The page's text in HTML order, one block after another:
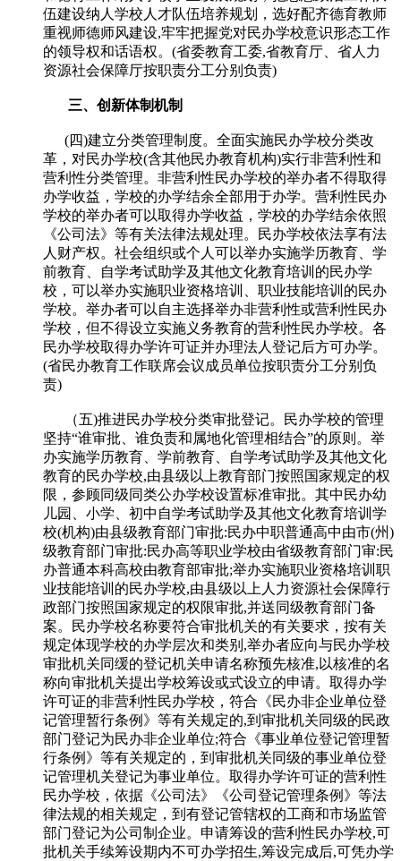
伍建设纳人学校人才队伍培养规划，选好配齐德育教师
重视师德师风建设,牢牢把握党对民办学校意识形态工作
的领导权和话语权。(省委教育工委,省教育厅、省人力
资源社会保障厅按职责分工分别负责)
三、创新体制机制
(四)建立分类管理制度。全面实施民办学校分类改
革，对民办学校(含其他民办教育机构)实行非营利性和
营利性分类管理。非营利性民办学校的举办者不得取得
办学收益，学校的办学结余全部用于办学。营利性民办
学校的举办者可以取得办学收益，学校的办学结余依照
《公司法》等有关法律法规处理。民办学校依法享有法
人财产权。社会组织或个人可以举办实施学历教育、学
前教育、自学考试助学及其他文化教育培训的民办学
校，可以举办实施职业资格培训、职业技能培训的民办
学校。举办者可以自主选择举办非营利性或营利性民办
学校，但不得设立实施义务教育的营利性民办学校。各
民办学校取得办学许可证并办理法人登记后方可办学。
(省民办教育工作联席会议成员单位按职责分工分别负
责)
（五)推进民办学校分类审批登记。民办学校的管理
坚持“谁审批、谁负责和属地化管理相结合”的原则。举
办实施学历教育、学前教育、自学考试助学及其他文化
教育的民办学校,由县级以上教育部门按照国家规定的权
限，参顾同级同类公办学校设置标准审批。其中民办幼
儿园、小学、初中自学考试助学及其他文化教育培训学
校(机构)由县级教育部门审批:民办中职普通高中由市(州)
级教育部门审批:民办高等职业学校由省级教育部门审:民
办普通本科高校由教育部审批;举办实施职业资格培训职
业技能培训的民办学校,由县级以上人力资源社会保障行
政部门按照国家规定的权限审批,并送同级教育部门备
案。民办学校名称要符合审批机关的有关要求，按有关
规定体现学校的办学层次和类别,举办者应向与民办学校
审批机关同缓的登记机关申请名称预先核准,以核准的名
称向审批机关提出学校筹设或式设立的申请。取得办学
许可证的非营利性民办学校，符合《民办非企业单位登
记管理暂行条例》等有关规定的,到审批机关同级的民政
部门登记为民办非企业单位;符合《事业单位登记管理暂
行条例》等有关规定的，到审批机关同级的事业单位登
记管理机关登记为事业单位。取得办学许可证的营利性
民办学校，依据《公司法》《公司登记管理条例》等法
律法规的相关规定，到有登记管辖权的工商和市场监管
部门登记为公司制企业。申请筹设的营利性民办学校,可
批机关手续筹设期内不可办学招生,筹设完成后,可凭办学